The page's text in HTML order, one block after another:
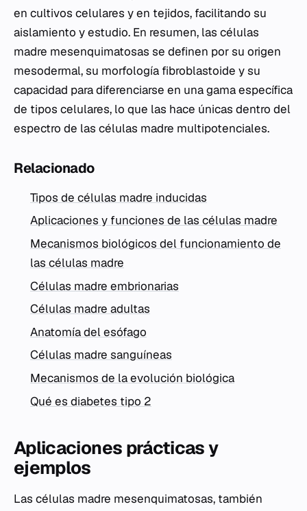
en cultivos celulares y en tejidos, facilitando su
aislamiento y estudio. En resumen, las células
madre mesenquimatosas se definen por su origen
mesodermal, su morfología fibroblastoide y su
capacidad para diferenciarse en una gama específica
de tipos celulares, lo que las hace únicas dentro del
espectro de las células madre multipotenciales.
Relacionado
Tipos de células madre inducidas
Aplicaciones y funciones de las células madre
Mecanismos biológicos del funcionamiento de
las células madre
Células madre embrionarias
Células madre adultas
Anatomía del esófago
Células madre sanguíneas
Mecanismos de la evolución biológica
Qué es diabetes tipo 2
Aplicaciones prácticas y
ejemplos
Las células madre mesenquimatosas, también